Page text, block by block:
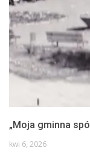
„Moja gminna
kwi 6, 2026